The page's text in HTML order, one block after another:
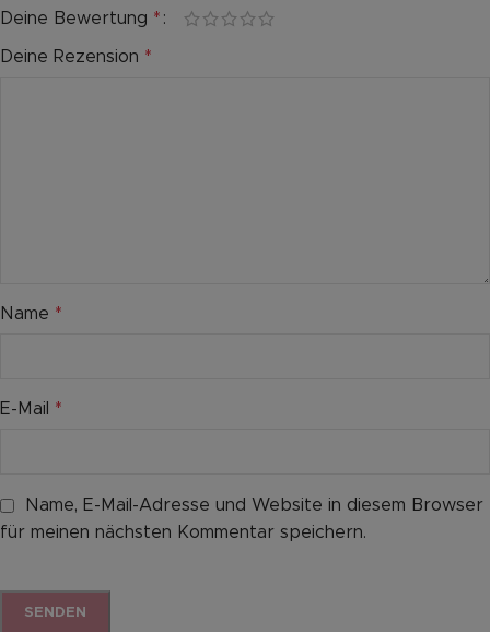
Deine Bewertung *
Deine Rezension *
Name *
E-Mail *
Name, E-Mail-Adresse und Website in diesem Browser
für meinen nächsten Kommentar speichern.